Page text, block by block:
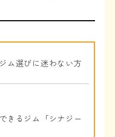
ム選びに迷わない方
きるジム「シナジー